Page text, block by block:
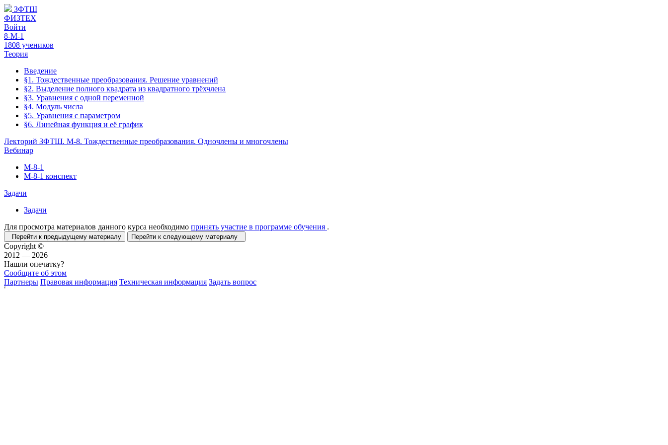
ЗФТШ
ФИЗТЕХ
Войти
8-М-1
1808 учеников
Теория
Введение
§1. Тождественные преобразования. Решение уравнений
§2. Выделение полного квадрата из квадратного трёхчлена
§3. Уравнения с одной переменной
§4. Модуль числа
§5. Уравнения с параметром
§6. Линейная функция и её график
Лекторий ЗФТШ. М-8. Тождественные преобразования. Одночлены и многочлены
Вебинар
М-8-1
М-8-1 конспект
Задачи
Задачи
Для просмотра материалов данного курса необходимо принять участие в программе обучения .
Перейти к предыдущему материалу Перейти к следующему материалу
Copyright ©
2012 — 2026
Нашли опечатку?
Сообщите об этом
Партнеры Правовая информация Техническая информация Задать вопрос